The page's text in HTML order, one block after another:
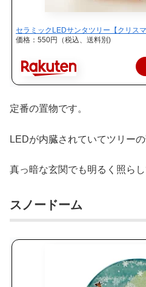
セラミックLEDサンタツリー【クリス
価格：550円（税込、送料別)
定番の置物です。
LEDが内臓されていてツリー
真っ暗な玄関でも明るく照らし
スノードーム